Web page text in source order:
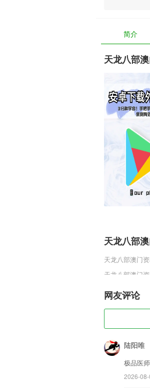
简介
天龙八部
天龙八部
天龙八部澳门
天龙八部澳门
领悟动作的真
天龙八部
1,招商:运用智
2,消息中心可阅
3,无需操作，
便整理查找与
4,非常受大家
网友评论
陆阳唯
极品医
2026-